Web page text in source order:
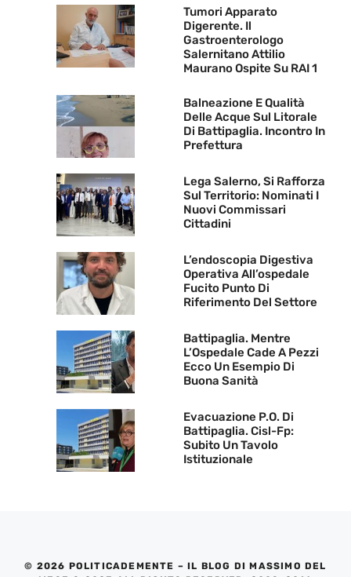
Tumori Apparato
Digerente. Il
Gastroenterologo
Salernitano Attilio
Maurano Ospite Su RAI 1
Balneazione E Qualità
Delle Acque Sul Litorale
Di Battipaglia. Incontro In
Prefettura
Lega Salerno, Si Rafforza
Sul Territorio: Nominati I
Nuovi Commissari
Cittadini
L’endoscopia Digestiva
Operativa All’ospedale
Fucito Punto Di
Riferimento Del Settore
Battipaglia. Mentre
L’Ospedale Cade A Pezzi
Ecco Un Esempio Di
Buona Sanità
Evacuazione P.O. Di
Battipaglia. Cisl-Fp:
Subito Un Tavolo
Istituzionale
© 2026 POLITICADEMENTE – IL BLOG DI MASSIMO DEL